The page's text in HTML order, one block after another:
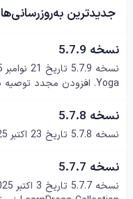
جدیدترین به‌روزرسانی‌ها
نسخه 5.7.9
Yoga. افزودن مجدد توصیه به نصب...
نسخه 5.7.8
نسخه 5.7.8 تاریخ 23 اکتبر 2025 فیکس باگ‌ها رفع چند باگ جزئی.
نسخه 5.7.7